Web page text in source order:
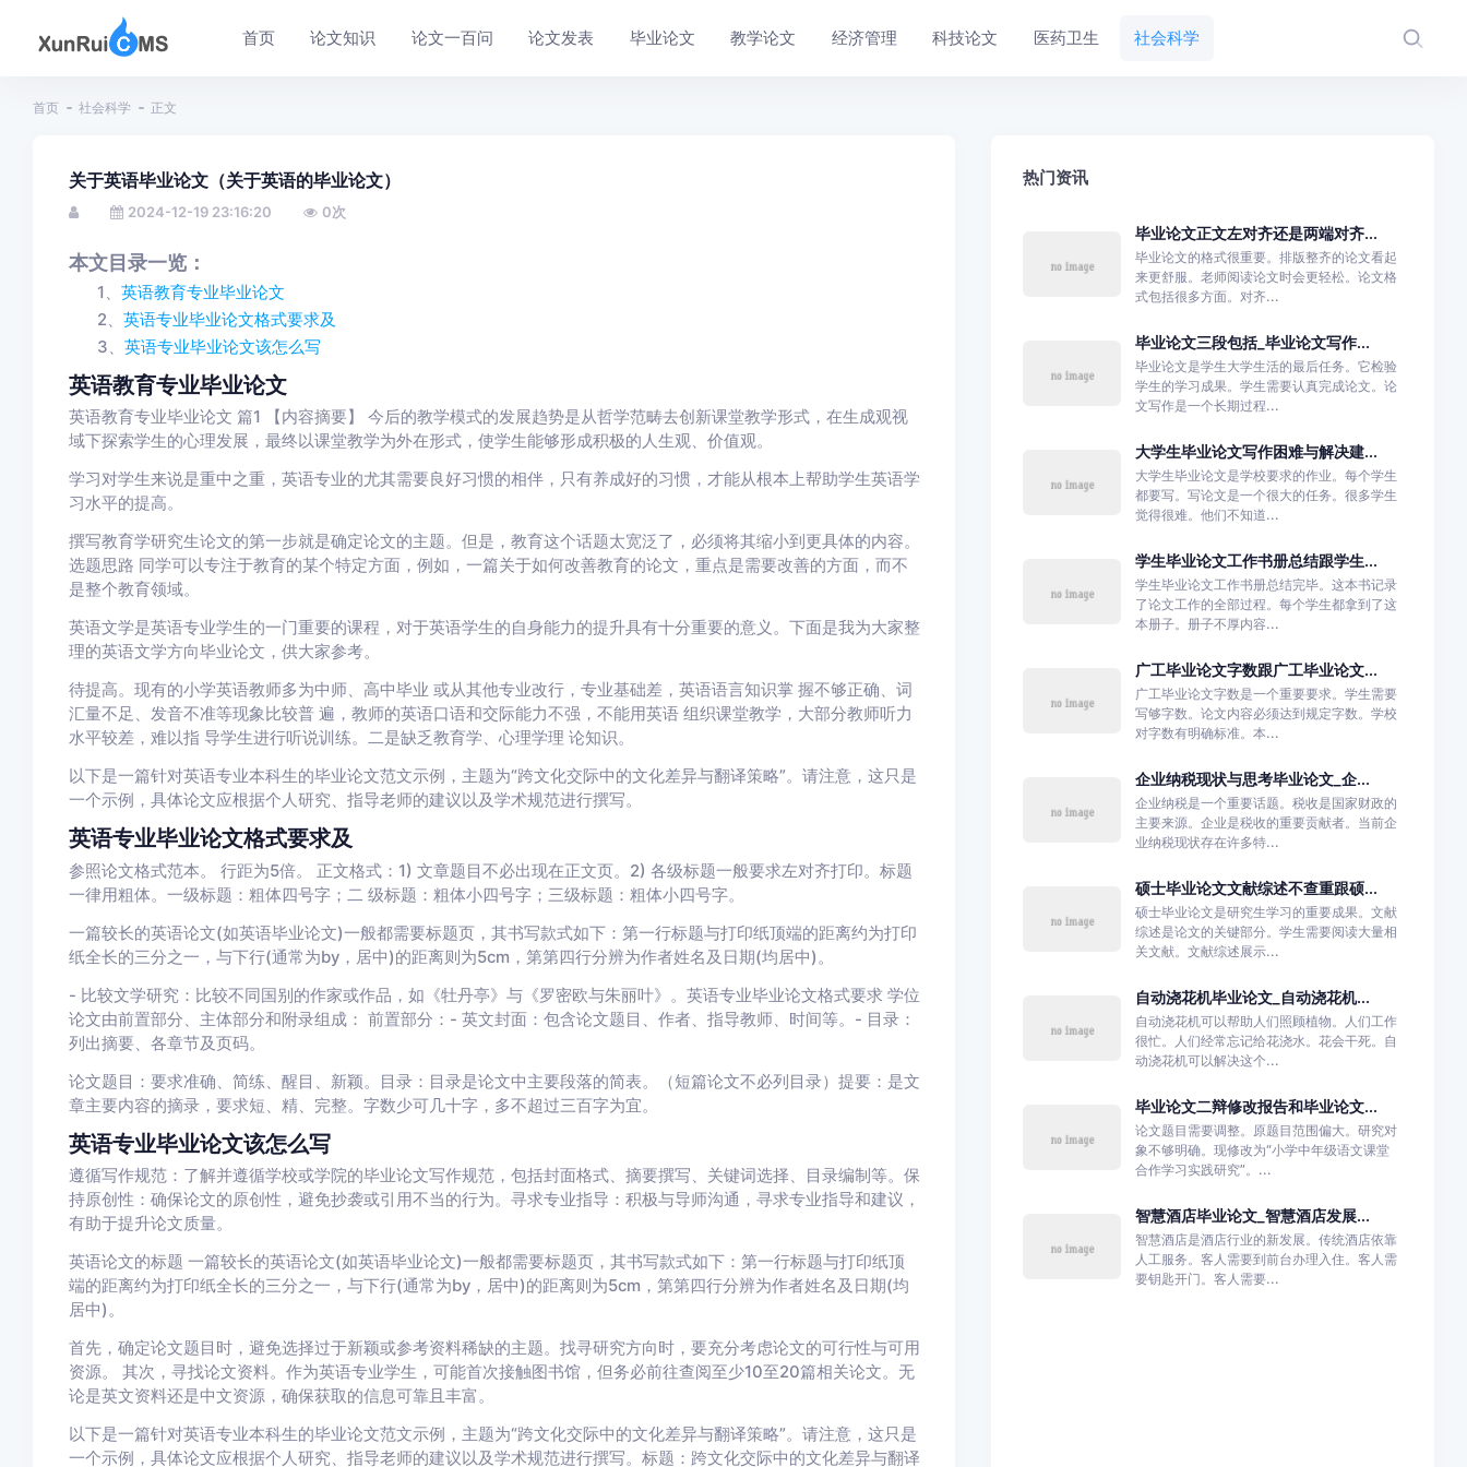
首页 论文知识 论文一百问 论文发表 毕业论文 教学论文 经济管理 科技论文 医药卫生 社会科学
首页 社会科学 正文
关于英语毕业论文（关于英语的毕业论文）
2024-12-19 23:16:20 0次
本文目录一览：
1、 英语教育专业毕业论文
2、 英语专业毕业论文格式要求及
3、 英语专业毕业论文该怎么写
英语教育专业毕业论文
英语教育专业毕业论文 篇1 【内容摘要】 今后的教学模式的发展趋势是从哲学范畴去创新课堂教学形式，在生成观视
域下探索学生的心理发展，最终以课堂教学为外在形式，使学生能够形成积极的人生观、价值观。
学习对学生来说是重中之重，英语专业的尤其需要良好习惯的相伴，只有养成好的习惯，才能从根本上帮助学生英语学
习水平的提高。
撰写教育学研究生论文的第一步就是确定论文的主题。但是，教育这个话题太宽泛了，必须将其缩小到更具体的内容。
选题思路 同学可以专注于教育的某个特定方面，例如，一篇关于如何改善教育的论文，重点是需要改善的方面，而不
是整个教育领域。
英语文学是英语专业学生的一门重要的课程，对于英语学生的自身能力的提升具有十分重要的意义。下面是我为大家整
理的英语文学方向毕业论文，供大家参考。
待提高。现有的小学英语教师多为中师、高中毕业 或从其他专业改行，专业基础差，英语语言知识掌 握不够正确、词
汇量不足、发音不准等现象比较普 遍，教师的英语口语和交际能力不强，不能用英语 组织课堂教学，大部分教师听力
水平较差，难以指 导学生进行听说训练。二是缺乏教育学、心理学理 论知识。
以下是一篇针对英语专业本科生的毕业论文范文示例，主题为“跨文化交际中的文化差异与翻译策略”。请注意，这只是
一个示例，具体论文应根据个人研究、指导老师的建议以及学术规范进行撰写。
英语专业毕业论文格式要求及
参照论文格式范本。 行距为5倍。 正文格式：1) 文章题目不必出现在正文页。2) 各级标题一般要求左对齐打印。标题
一律用粗体。一级标题：粗体四号字；二 级标题：粗体小四号字；三级标题：粗体小四号字。
一篇较长的英语论文(如英语毕业论文)一般都需要标题页，其书写款式如下：第一行标题与打印纸顶端的距离约为打印
纸全长的三分之一，与下行(通常为by，居中)的距离则为5cm，第第四行分辨为作者姓名及日期(均居中)。
- 比较文学研究：比较不同国别的作家或作品，如《牡丹亭》与《罗密欧与朱丽叶》。英语专业毕业论文格式要求 学位
论文由前置部分、主体部分和附录组成： 前置部分：- 英文封面：包含论文题目、作者、指导教师、时间等。- 目录：
列出摘要、各章节及页码。
论文题目：要求准确、简练、醒目、新颖。目录：目录是论文中主要段落的简表。（短篇论文不必列目录）提要：是文
章主要内容的摘录，要求短、精、完整。字数少可几十字，多不超过三百字为宜。
英语专业毕业论文该怎么写
遵循写作规范：了解并遵循学校或学院的毕业论文写作规范，包括封面格式、摘要撰写、关键词选择、目录编制等。保
持原创性：确保论文的原创性，避免抄袭或引用不当的行为。寻求专业指导：积极与导师沟通，寻求专业指导和建议，
有助于提升论文质量。
英语论文的标题 一篇较长的英语论文(如英语毕业论文)一般都需要标题页，其书写款式如下：第一行标题与打印纸顶
端的距离约为打印纸全长的三分之一，与下行(通常为by，居中)的距离则为5cm，第第四行分辨为作者姓名及日期(均
居中)。
首先，确定论文题目时，避免选择过于新颖或参考资料稀缺的主题。找寻研究方向时，要充分考虑论文的可行性与可用
资源。 其次，寻找论文资料。作为英语专业学生，可能首次接触图书馆，但务必前往查阅至少10至20篇相关论文。无
论是英文资料还是中文资源，确保获取的信息可靠且丰富。
以下是一篇针对英语专业本科生的毕业论文范文示例，主题为“跨文化交际中的文化差异与翻译策略”。请注意，这只是
一个示例，具体论文应根据个人研究、指导老师的建议以及学术规范进行撰写。标题：跨文化交际中的文化差异与翻译
热门资讯
毕业论文正文左对齐还是两端对齐...
毕业论文的格式很重要。排版整齐的论文看起
来更舒服。老师阅读论文时会更轻松。论文格
式包括很多方面。对齐...
毕业论文三段包括_毕业论文写作...
毕业论文是学生大学生活的最后任务。它检验
学生的学习成果。学生需要认真完成论文。论
文写作是一个长期过程...
大学生毕业论文写作困难与解决建...
大学生毕业论文是学校要求的作业。每个学生
都要写。写论文是一个很大的任务。很多学生
觉得很难。他们不知道...
学生毕业论文工作书册总结跟学生...
学生毕业论文工作书册总结完毕。这本书记录
了论文工作的全部过程。每个学生都拿到了这
本册子。册子不厚内容...
广工毕业论文字数跟广工毕业论文...
广工毕业论文字数是一个重要要求。学生需要
写够字数。论文内容必须达到规定字数。学校
对字数有明确标准。本...
企业纳税现状与思考毕业论文_企...
企业纳税是一个重要话题。税收是国家财政的
主要来源。企业是税收的重要贡献者。当前企
业纳税现状存在许多特...
硕士毕业论文文献综述不查重跟硕...
硕士毕业论文是研究生学习的重要成果。文献
综述是论文的关键部分。学生需要阅读大量相
关文献。文献综述展示...
自动浇花机毕业论文_自动浇花机...
自动浇花机可以帮助人们照顾植物。人们工作
很忙。人们经常忘记给花浇水。花会干死。自
动浇花机可以解决这个...
毕业论文二辩修改报告和毕业论文...
论文题目需要调整。原题目范围偏大。研究对
象不够明确。现修改为“小学中年级语文课堂
合作学习实践研究”。...
智慧酒店毕业论文_智慧酒店发展...
智慧酒店是酒店行业的新发展。传统酒店依靠
人工服务。客人需要到前台办理入住。客人需
要钥匙开门。客人需要...